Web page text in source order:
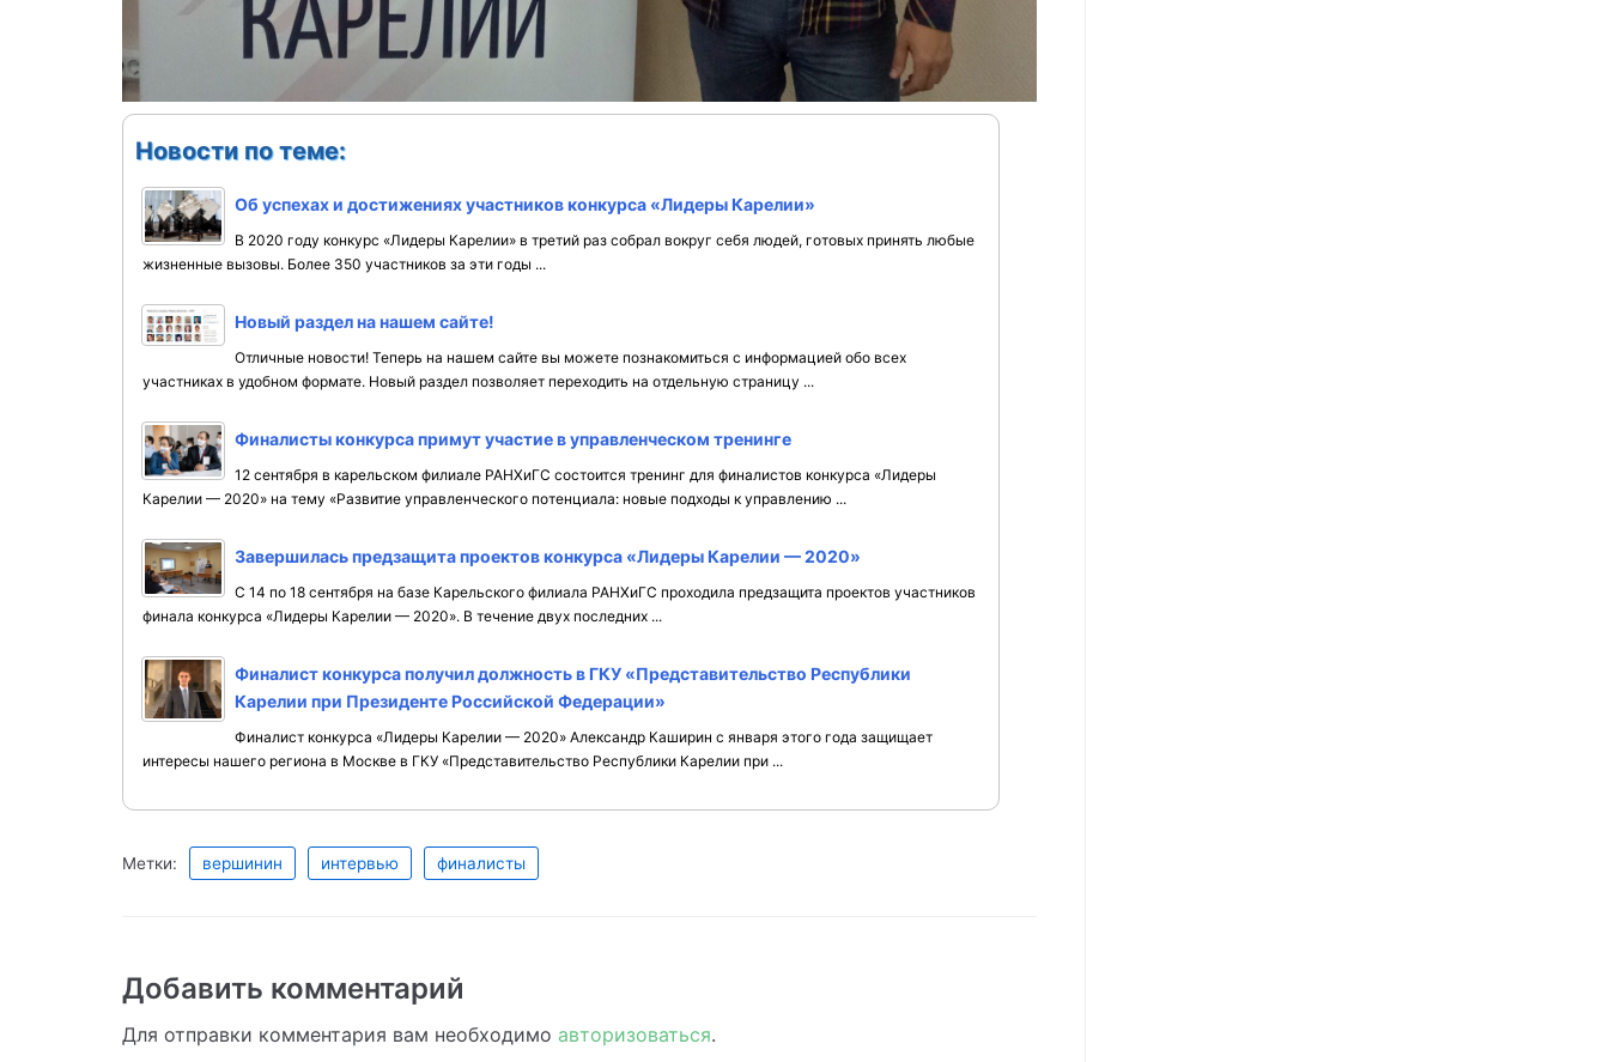
Новости по теме:
Об успехах и достижениях участников конкурса «Лидеры Карелии»
В 2020 году конкурс «Лидеры Карелии» в третий раз собрал вокруг себя людей, готовых принять любые
жизненные вызовы. Более 350 участников за эти годы ...
Новый раздел на нашем сайте!
Отличные новости! Теперь на нашем сайте вы можете познакомиться с информацией обо всех
участниках в удобном формате. Новый раздел позволяет переходить на отдельную страницу ...
Финалисты конкурса примут участие в управленческом тренинге
12 сентября в карельском филиале РАНХиГС состоится тренинг для финалистов конкурса «Лидеры
Карелии — 2020» на тему «Развитие управленческого потенциала: новые подходы к управлению ...
Завершилась предзащита проектов конкурса «Лидеры Карелии — 2020»
С 14 по 18 сентября на базе Карельского филиала РАНХиГС проходила предзащита проектов участников
финала конкурса «Лидеры Карелии — 2020». В течение двух последних ...
Финалист конкурса получил должность в ГКУ «Представительство Республики
Карелии при Президенте Российской Федерации»
Финалист конкурса «Лидеры Карелии — 2020» Александр Каширин с января этого года защищает
интересы нашего региона в Москве в ГКУ «Представительство Республики Карелии при ...
Метки: вершинин интервью финалисты
Добавить комментарий
Для отправки комментария вам необходимо авторизоваться.